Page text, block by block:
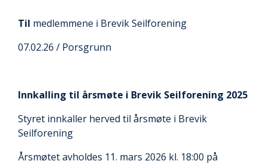
Til medlemmene i Brevik Seilforening
07.02.26 / Porsgrunn
Innkalling til årsmøte i Brevik Seilforening 2025
Styret innkaller herved til årsmøte i Brevik
Seilforening
Årsmøtet avholdes 11. mars 2026 kl. 18:00 på